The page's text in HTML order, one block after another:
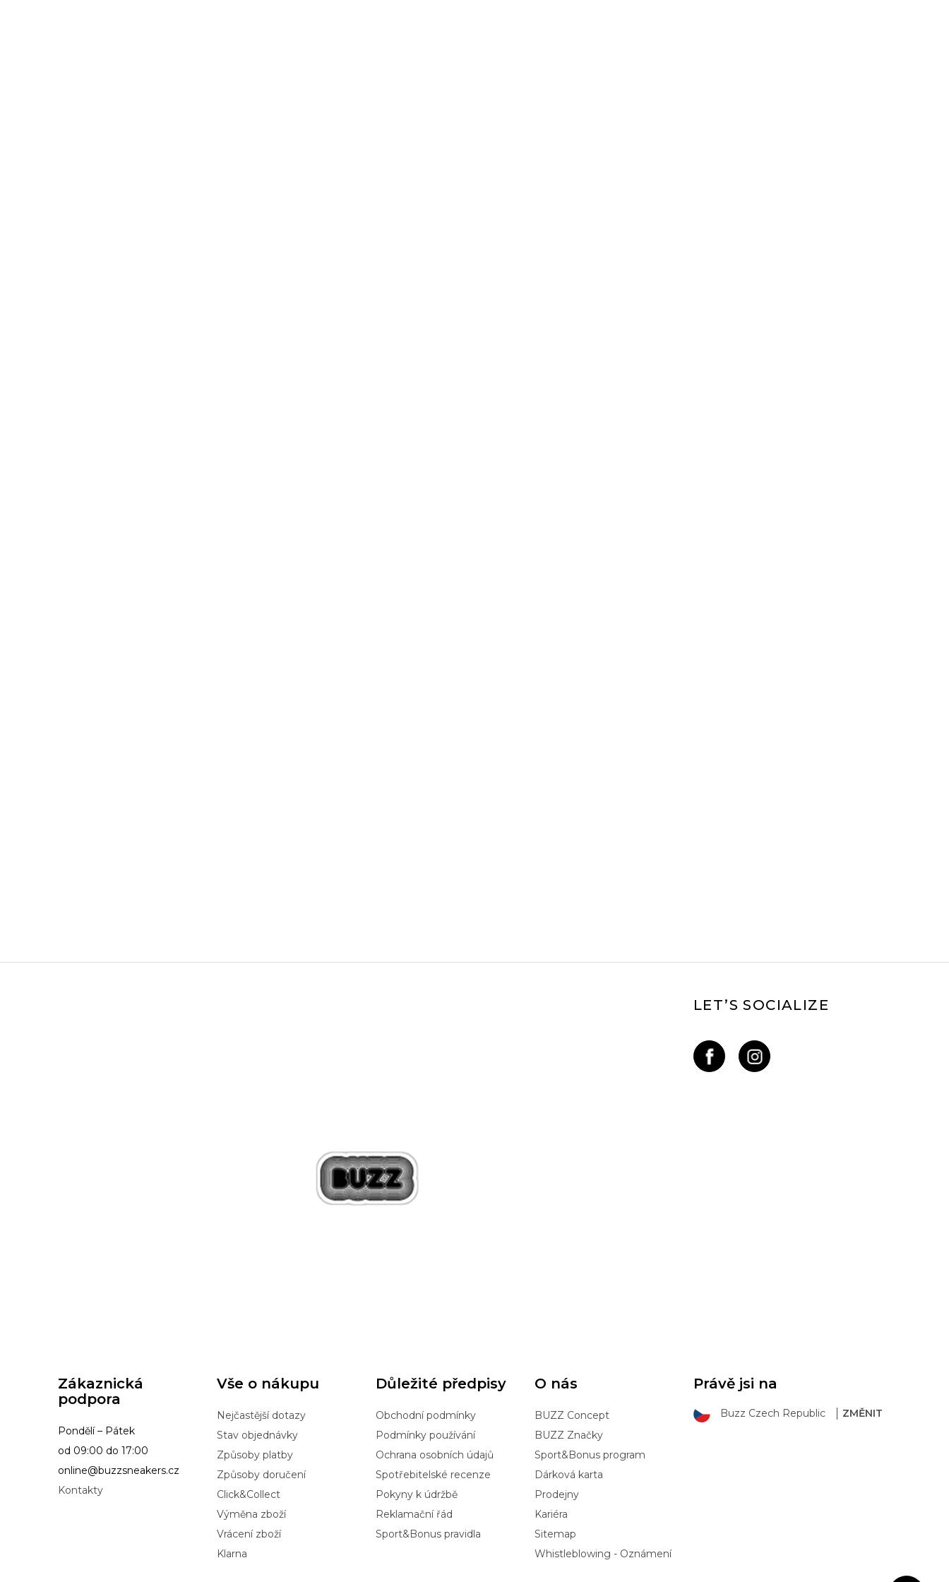
LET’S SOCIALIZE
Zákaznická
podpora
Pondělí – Pátek
od 09:00 do 17:00
online@buzzsneakers.cz
Kontakty
Vše o nákupu
Nejčastější dotazy
Stav objednávky
Způsoby platby
Způsoby doručení
Click&Collect
Výměna zboží
Vrácení zboží
Klarna
Důležité předpisy
Obchodní podmínky
Podmínky používání
Ochrana osobních údajů
Spotřebitelské recenze
Pokyny k údržbě
Reklamační řád
Sport&Bonus pravidla
O nás
BUZZ Concept
BUZZ Značky
Sport&Bonus program
Dárková karta
Prodejny
Kariéra
Sitemap
Whistleblowing - Oznámení
Právě jsi na
Buzz Czech Republic ZMĚNIT